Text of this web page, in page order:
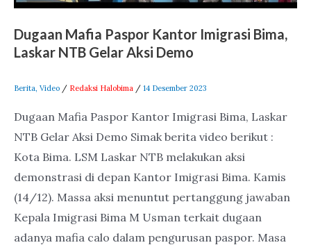
Dugaan Mafia Paspor Kantor Imigrasi Bima,
Laskar NTB Gelar Aksi Demo
Berita, Video / Redaksi Halobima / 14 Desember 2023
Dugaan Mafia Paspor Kantor Imigrasi Bima, Laskar
NTB Gelar Aksi Demo Simak berita video berikut :
Kota Bima. LSM Laskar NTB melakukan aksi
demonstrasi di depan Kantor Imigrasi Bima. Kamis
(14/12). Massa aksi menuntut pertanggung jawaban
Kepala Imigrasi Bima M Usman terkait dugaan
adanya mafia calo dalam pengurusan paspor. Masa
Aksi
Demo